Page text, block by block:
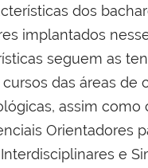
dos
implantados
seguem as
das áreas de
assim como
Orientadores
e